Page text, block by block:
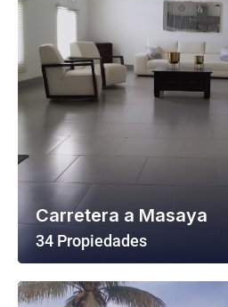
Carretera a Masaya
34 Propiedades
Ver Todas Las Propiedades